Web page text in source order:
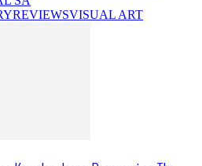
REVIEWSVISUAL ART